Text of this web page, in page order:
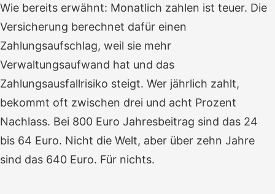
Wie bereits erwähnt: Monatlich zahlen ist teuer. Die
Versicherung berechnet dafür einen
Zahlungsaufschlag, weil sie mehr
Verwaltungsaufwand hat und das
Zahlungsausfallrisiko steigt. Wer jährlich zahlt,
bekommt oft zwischen drei und acht Prozent
Nachlass. Bei 800 Euro Jahresbeitrag sind das 24
bis 64 Euro. Nicht die Welt, aber über zehn Jahre
sind das 640 Euro. Für nichts.